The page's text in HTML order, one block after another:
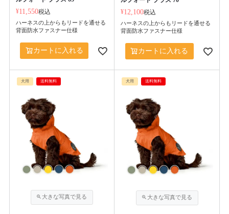
¥11,550税込
ハーネスの上からもリードを通せる
背面防水ファスナー仕様
カートに入れる
¥12,100税込
ハーネスの上からもリードを通せる
背面防水ファスナー仕様
カートに入れる
犬用 送料無料 犬用 送料無料